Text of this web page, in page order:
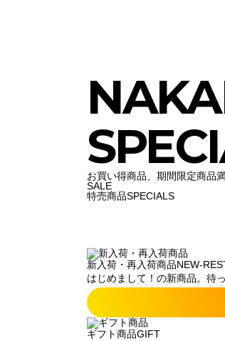
お買い得商品、期間限定商品
SALE
特売商品SPECIALS
新入荷・再入荷商品NEW-
はじめまして！の新商品。待
ギフト商品GIFT